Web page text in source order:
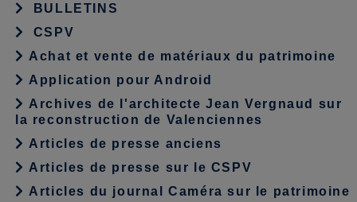
BULLETINS
CSPV
Achat et vente de matériaux du patrimoine
Application pour Android
Archives de l'architecte Jean Vergnaud sur
la reconstruction de Valenciennes
Articles de presse anciens
Articles de presse sur le CSPV
Articles du journal Caméra sur le patrimoine